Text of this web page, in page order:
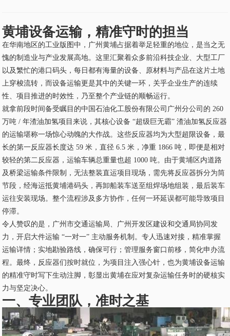
黄埔设备运输，精准守时的担当
在华南地区的工业版图中，广州黄埔占据着举足轻重的地位，是当之无
愧的制造业与产业发展高地。这里汇聚着众多前沿科技企业、大型工厂
以及繁忙的港口码头，每日都有海量的设备、原材料与产品在这片土地
上穿梭流转，而设备运输更是其中的关键一环，关乎企业生产的连续
性、项目推进的时效性，乃至整个产业链的顺畅运行。
就拿前段时间备受瞩目的中国石油化工股份有限公司广州分公司的 260
万吨 / 年渣油加氢项目来说，其核心设备 “超级巨无霸” 渣油加氢反应器
的运输堪称一场惊心动魄的大作战。这些反应器均为大型超限设备，最
长的第一反应器长度达 59 米，直径 6.5 米，净重 1866 吨，即便是相对
较轻的第二反应器，运输车辆总重量也超 1000 吨。由于黄埔区内道路
及桥梁运输条件限制，无法整装直运项目现场，需先将反应器拆分为筒
节段，经海运抵黄埔港码头，再卸船装车送至组焊场地组装，最后装车
运往安装现场。整个流程涉及多方协作，任何一环延误都可能导致项目
停滞。
令人赞叹的是，广州市交通运输局、广州开发区建设和交通局协同发
力，开启大件运输 “一对一” 主动服务机制。专人迅速对接，精准掌握
运输详情；实地勘验路线，确保可行；管理服务窗口前移，简化申办流
程。最终，反应器们按时就位，为项目注入强心针，也为黄埔设备运输
的精准守时写下生动注脚，彰显出黄埔在应对复杂运输任务时的硬核实
力与坚定决心。
一、专业团队，准时之基